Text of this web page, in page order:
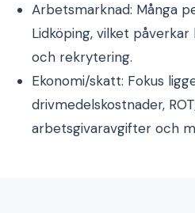
Arbetsmarknad: Många
Lidköping, vilket
och rekrytering.
Ekonomi/skatt: Fokus
drivmedelskostnader,
arbetsgivaravgifter och